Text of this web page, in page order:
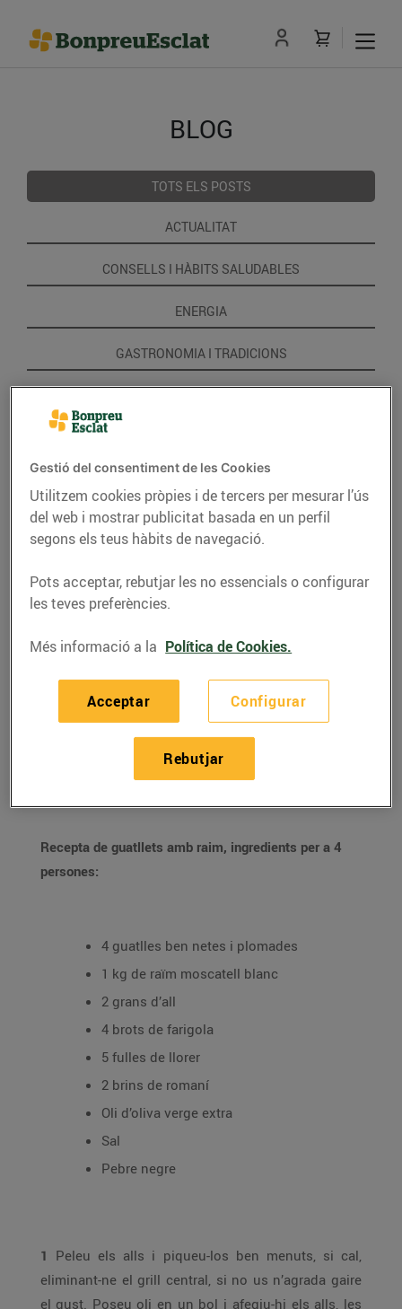
BLOG
TOTS ELS POSTS
ACTUALITAT
CONSELLS I HÀBITS SALUDABLES
ENERGIA
GASTRONOMIA I TRADICIONS
Recepta de guatllets
amb raim, ingredients
per a 4 persones:
Recepta de guatllets amb raim, ingredients per a 4
persones:
4 guatlles ben netes i plomades
1 kg de raïm moscatell blanc
2 grans d’all
4 brots de farigola
5 fulles de llorer
2 brins de romaní
Oli d’oliva verge extra
Sal
Pebre negre
1 Peleu els alls i piqueu-los ben menuts, si cal,
eliminant-ne el grill central, si no us n’agrada gaire
el gust. Poseu oli en un bol i afegiu-hi els alls, les
Gestió del consentiment de les Cookies
Utilitzem cookies pròpies i de tercers per mesurar l’ús
del web i mostrar publicitat basada en un perfil
segons els teus hàbits de navegació.
Pots acceptar, rebutjar les no essencials o configurar
les teves preferències.
Més informació a la Política de Cookies.
Configurar
Rebutjar
Acceptar